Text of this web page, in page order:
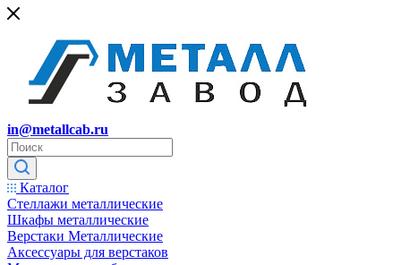
in@metallcab.ru
Каталог
Стеллажи металлические
Шкафы металлические
Верстаки Металлические
Аксессуары для верстаков